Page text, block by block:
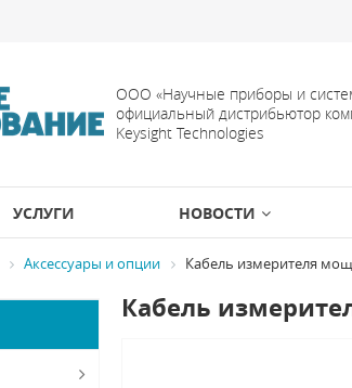
ООО «Научные приборы и
официальный дистрибьютор
Keysight Technologies
УСЛУГИ НОВОСТИ
Аксессуары и опции Кабель измерителя
Кабель